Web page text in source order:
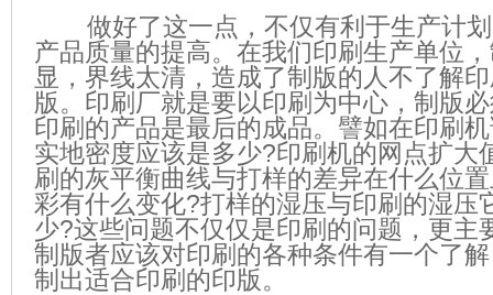
做好了这一点，不仅有利于生产计划
产品质量的提高。在我们印刷生产单位
显，界线太清，造成了制版的人不了解
版。印刷厂就是要以印刷为中心，制版
印刷的产品是最后的成品。譬如在印刷
实地密度应该是多少?印刷机的网点扩大
刷的灰平衡曲线与打样的差异在什么位
彩有什么变化?打样的湿压与印刷的湿压
少?这些问题不仅仅是印刷的问题，更主
制版者应该对印刷的各种条件有一个了
制出适合印刷的印版。